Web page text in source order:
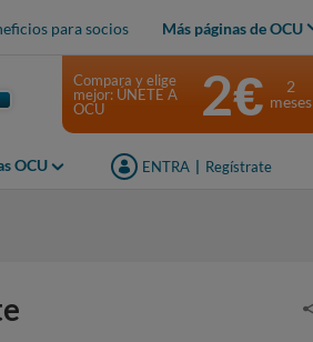
para socios Más páginas de OCU
OCU ENTRA Regístrate
Compara y elige
mejor: ÚNETE A
OCU
2€
2
meses